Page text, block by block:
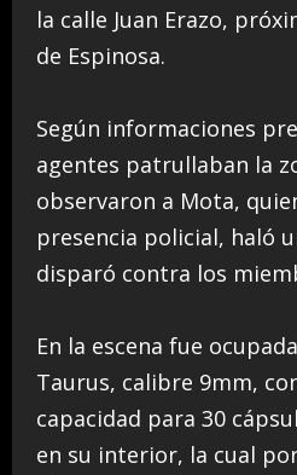
la calle Juan Erazo,
de Espinosa.
Según informaciones
agentes patrullaban la
observaron a Mota,
presencia policial, haló
disparó contra los
En la escena fue
Taurus, calibre 9mm,
capacidad para 30
en su interior, la cual